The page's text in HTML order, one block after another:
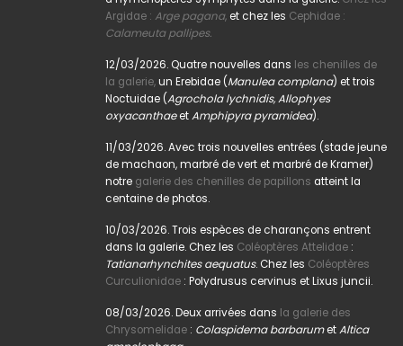
Argidae : Arge pagana,et chez les Cephidae :
Calameuta pallipes.
12/03/2026. Quatre nouvelles dans les chenilles de
la galerie,un Erebidae (Manulea complana) et trois
Noctuidae (Agrochola lychnidis, Allophyes
oxyacanthaeetAmphipyra pyramidea).
11/03/2026. Avec trois nouvelles entrées (stade jeune
de machaon, marbré de vert et marbré de Kramer)
notre galerie des chenilles de papillons atteint la
centaine de photos.
10/03/2026. Trois espèces de charançons entrent
dans la galerie. Chez les Coléoptères Attelidae :
Tatianarhynchites aequatus. Chez les Coléoptères
Curculionidae : Polydrusus cervinus et Lixus juncii.
08/03/2026. Deux arrivées dans la galerie des
Chrysomelidae : Colaspidema barbarumetAltica